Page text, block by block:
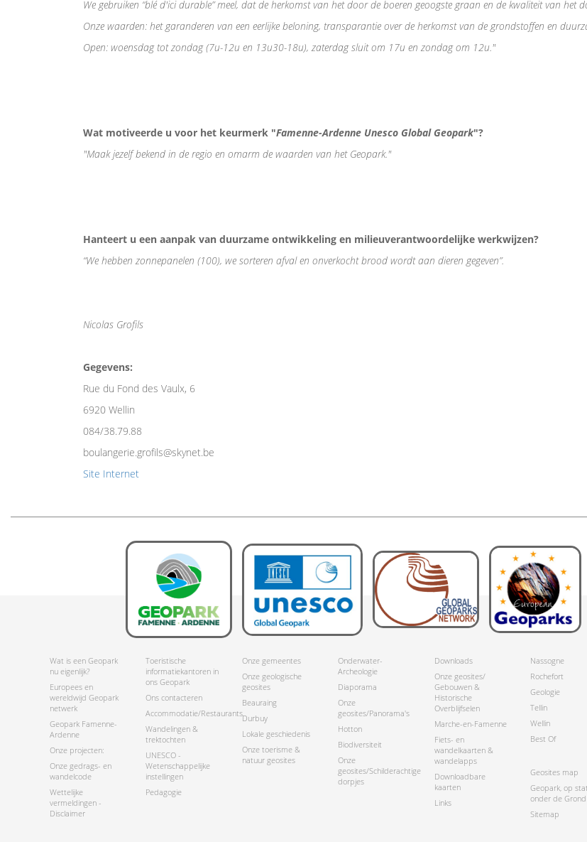
We gebruiken “blé d'ici durable” meel, dat de herkomst van het door de boeren geoogste graan en de kwaliteit van het
Onze waarden: het garanderen van een eerlijke beloning, transparantie over de herkomst van de grondstoffen en
Open: woensdag tot zondag (7u-12u en 13u30-18u), zaterdag sluit om 17u en zondag om 12u."
Wat motiveerde u voor het keurmerk "Famenne-Ardenne Unesco Global Geopark"?
"Maak jezelf bekend in de regio en omarm de waarden van het Geopark."
Hanteert u een aanpak van duurzame ontwikkeling en milieuverantwoordelijke werkwijzen?
“We hebben zonnepanelen (100), we sorteren afval en onverkocht brood wordt aan dieren gegeven”.
Nicolas Grofils
Gegevens:
Rue du Fond des Vaulx, 6
6920 Wellin
084/38.79.88
boulangerie.grofils@skynet.be
Site Internet
Wat is een Geopark
nu eigenlijk?
Europees en
wereldwijd Geopark
netwerk
Geopark Famenne-
Ardenne
Onze projecten:
Onze gedrags- en
wandelcode
Wettelijke
vermeldingen -
Disclaimer
Toeristische
informatiekantoren in
ons Geopark
Ons contacteren
Accommodatie/Restaurants
Wandelingen &
trektochten
UNESCO -
Wetenschappelijke
instellingen
Pedagogie
Onze gemeentes
Onze geologische
geosites
Beauraing
Durbuy
Lokale geschiedenis
Onze toerisme &
natuur geosites
Onderwater-
Archeologie
Diaporama
Onze
geosites/Panorama's
Hotton
Biodiversiteit
Onze
geosites/Schilderachtige
dorpjes
Downloads
Onze geosites/
Gebouwen &
Historische
Overblijfselen
Marche-en-Famenne
Fiets- en
wandelkaarten &
wandelapps
Downloadbare
kaarten
Links
Nassogne
Rochefort
Geologie
Tellin
Wellin
Best Of
Geosites map
Geopark, op stat
onder de Grond
Sitemap